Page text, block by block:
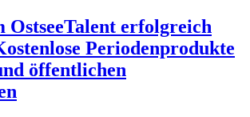
OstseeTalent erfolgreich
Periodenprodukte
öffentlichen